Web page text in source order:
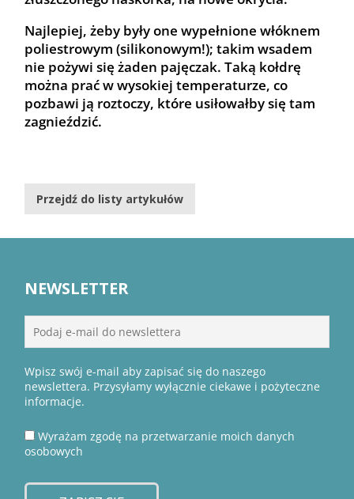
Najlepiej, żeby były one wypełnione włóknem
poliestrowym (silikonowym!); takim wsadem
nie pożywi się żaden pajęczak. Taką kołdrę
można prać w wysokiej temperaturze, co
pozbawi ją roztoczy, które usiłowałby się tam
zagnieździć.
Przejdź do listy artykułów
NEWSLETTER
Wpisz swój e-mail aby zapisać się do naszego
newslettera. Przysyłamy wyłącznie ciekawe i pożyteczne
informacje.
Wyrażam zgodę na przetwarzanie moich danych
osobowych